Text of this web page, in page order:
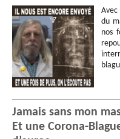
du
nos
Jamais sans mon
Et une Corona-